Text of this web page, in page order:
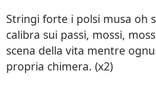
Stringi forte i polsi musa oh
calibra sui passi, mossi,
scena della vita mentre
propria chimera. (x2)